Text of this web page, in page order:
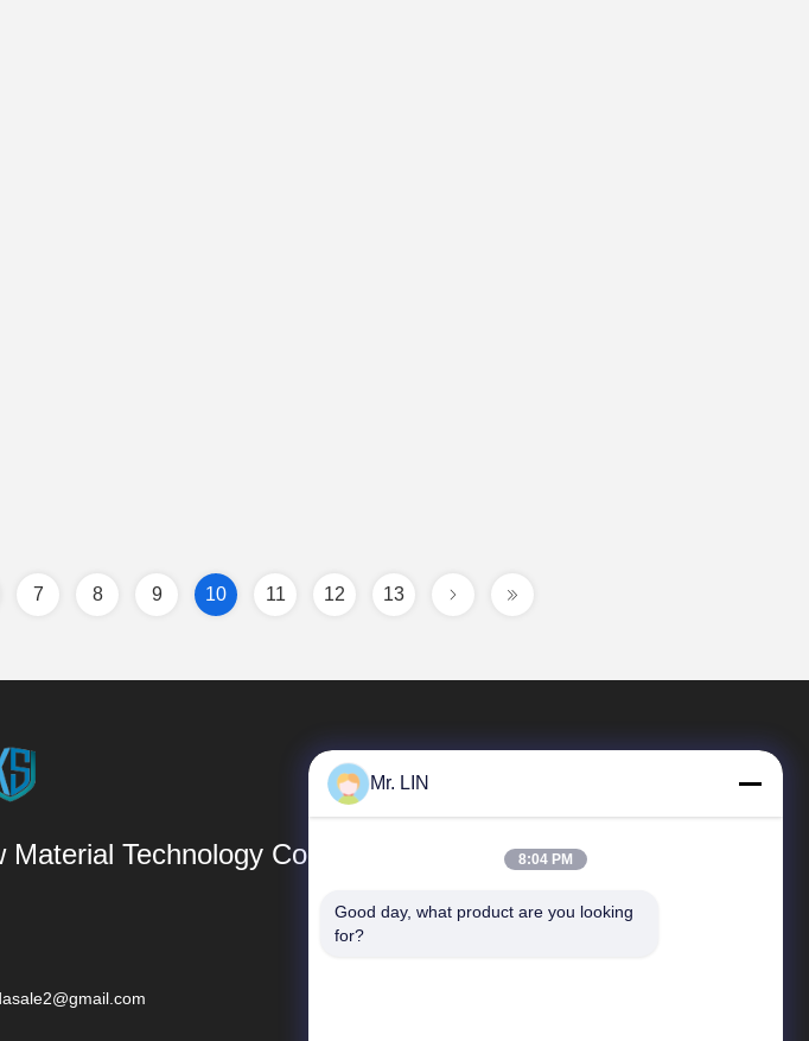
7 8 9 10 11 12 13
Technology Co., Ltd
速いリンク
Mr. LIN
8:04 PM
Good day, what product are you looking
for?